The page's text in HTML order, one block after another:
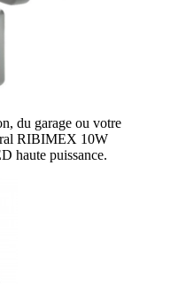
du garage ou votre
RIBIMEX 10W
haute puissance.